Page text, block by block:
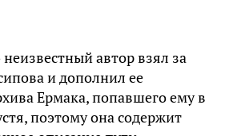
автор взял за
и дополнил ее
Ермака, попавшего ему в
поэтому она содержит